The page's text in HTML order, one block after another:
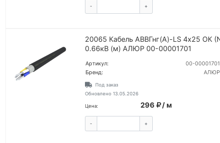
- +
20065 Кабель АВВГнг(А)-LS 4х25 ОК
0.66кВ (м) АЛЮР 00-00001701
Артикул:
00-00001701
Бренд:
АЛЮР
Под заказ
Обновлено 13.05.2026
Цена: 296 / м
- +